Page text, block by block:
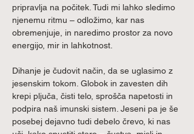
pripravlja na počitek. Tudi mi lahko sledimo
njenemu ritmu – odložimo, kar nas
obremenjuje, in naredimo prostor za novo
energijo, mir in lahkotnost.
Dihanje je čudovit način, da se uglasimo z
jesenskim tokom. Globok in zavesten dih
krepi pljuča, čisti telo, sprošča napetosti in
podpira naš imunski sistem. Jeseni pa je še
posebej dejavno tudi debelo črevo, ki nas